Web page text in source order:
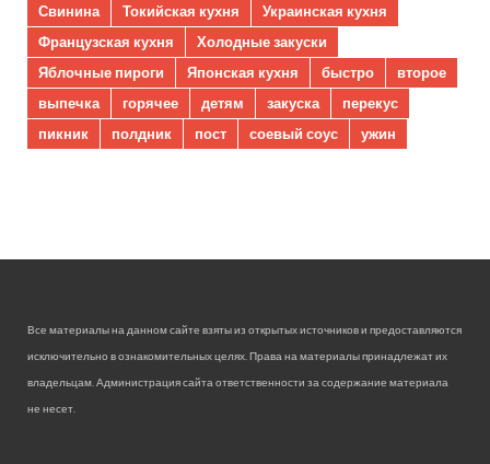
Свинина
Токийская кухня
Украинская кухня
Французская кухня
Холодные закуски
Яблочные пироги
Японская кухня быстро
второе
выпечка
горячее детям закуска
перекус
пикник
полдник пост соевый соус ужин
Все материалы на данном сайте взяты из открытых источников и предоставляются
исключительно в ознакомительных целях. Права на материалы принадлежат их
владельцам. Администрация сайта ответственности за содержание материала
не несет.